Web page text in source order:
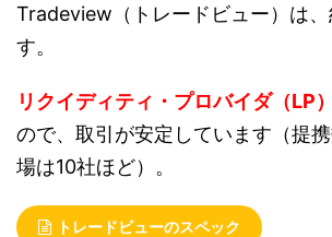
Tradeview（トレードビュー）は
す。
リクイディティ・プロバイダ（LP
ので、取引が安定しています（提
場は10社ほど）。
トレードビューのスペック